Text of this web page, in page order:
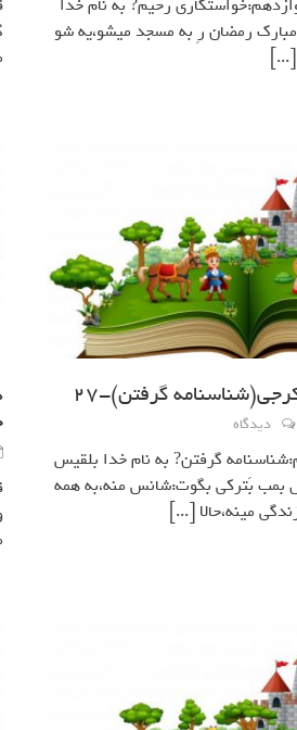
رحيم? به نام خدا
مبارك رمضان رِ به مسجد ميشو،يه شو
[...]
گرفتن)-27
دیدگاه
گرفتن? به نام خدا بلقيس
بمب بَتركي بگوت:شانس منه،به همه
مينه،حالا [...]